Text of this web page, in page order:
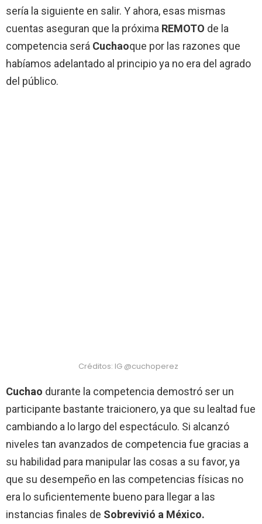
sería la siguiente en salir. Y ahora, esas mismas
cuentas aseguran que la próxima REMOTO de la
competencia será Cuchaoque por las razones que
habíamos adelantado al principio ya no era del agrado
del público.
Créditos: IG @cuchoperez
Cuchao durante la competencia demostró ser un
participante bastante traicionero, ya que su lealtad fue
cambiando a lo largo del espectáculo. Si alcanzó
niveles tan avanzados de competencia fue gracias a
su habilidad para manipular las cosas a su favor, ya
que su desempeño en las competencias físicas no
era lo suficientemente bueno para llegar a las
instancias finales de Sobrevivió a México.